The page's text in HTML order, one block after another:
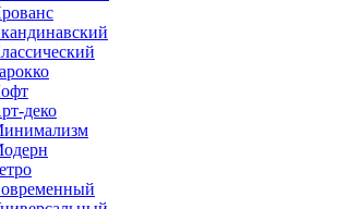
деко